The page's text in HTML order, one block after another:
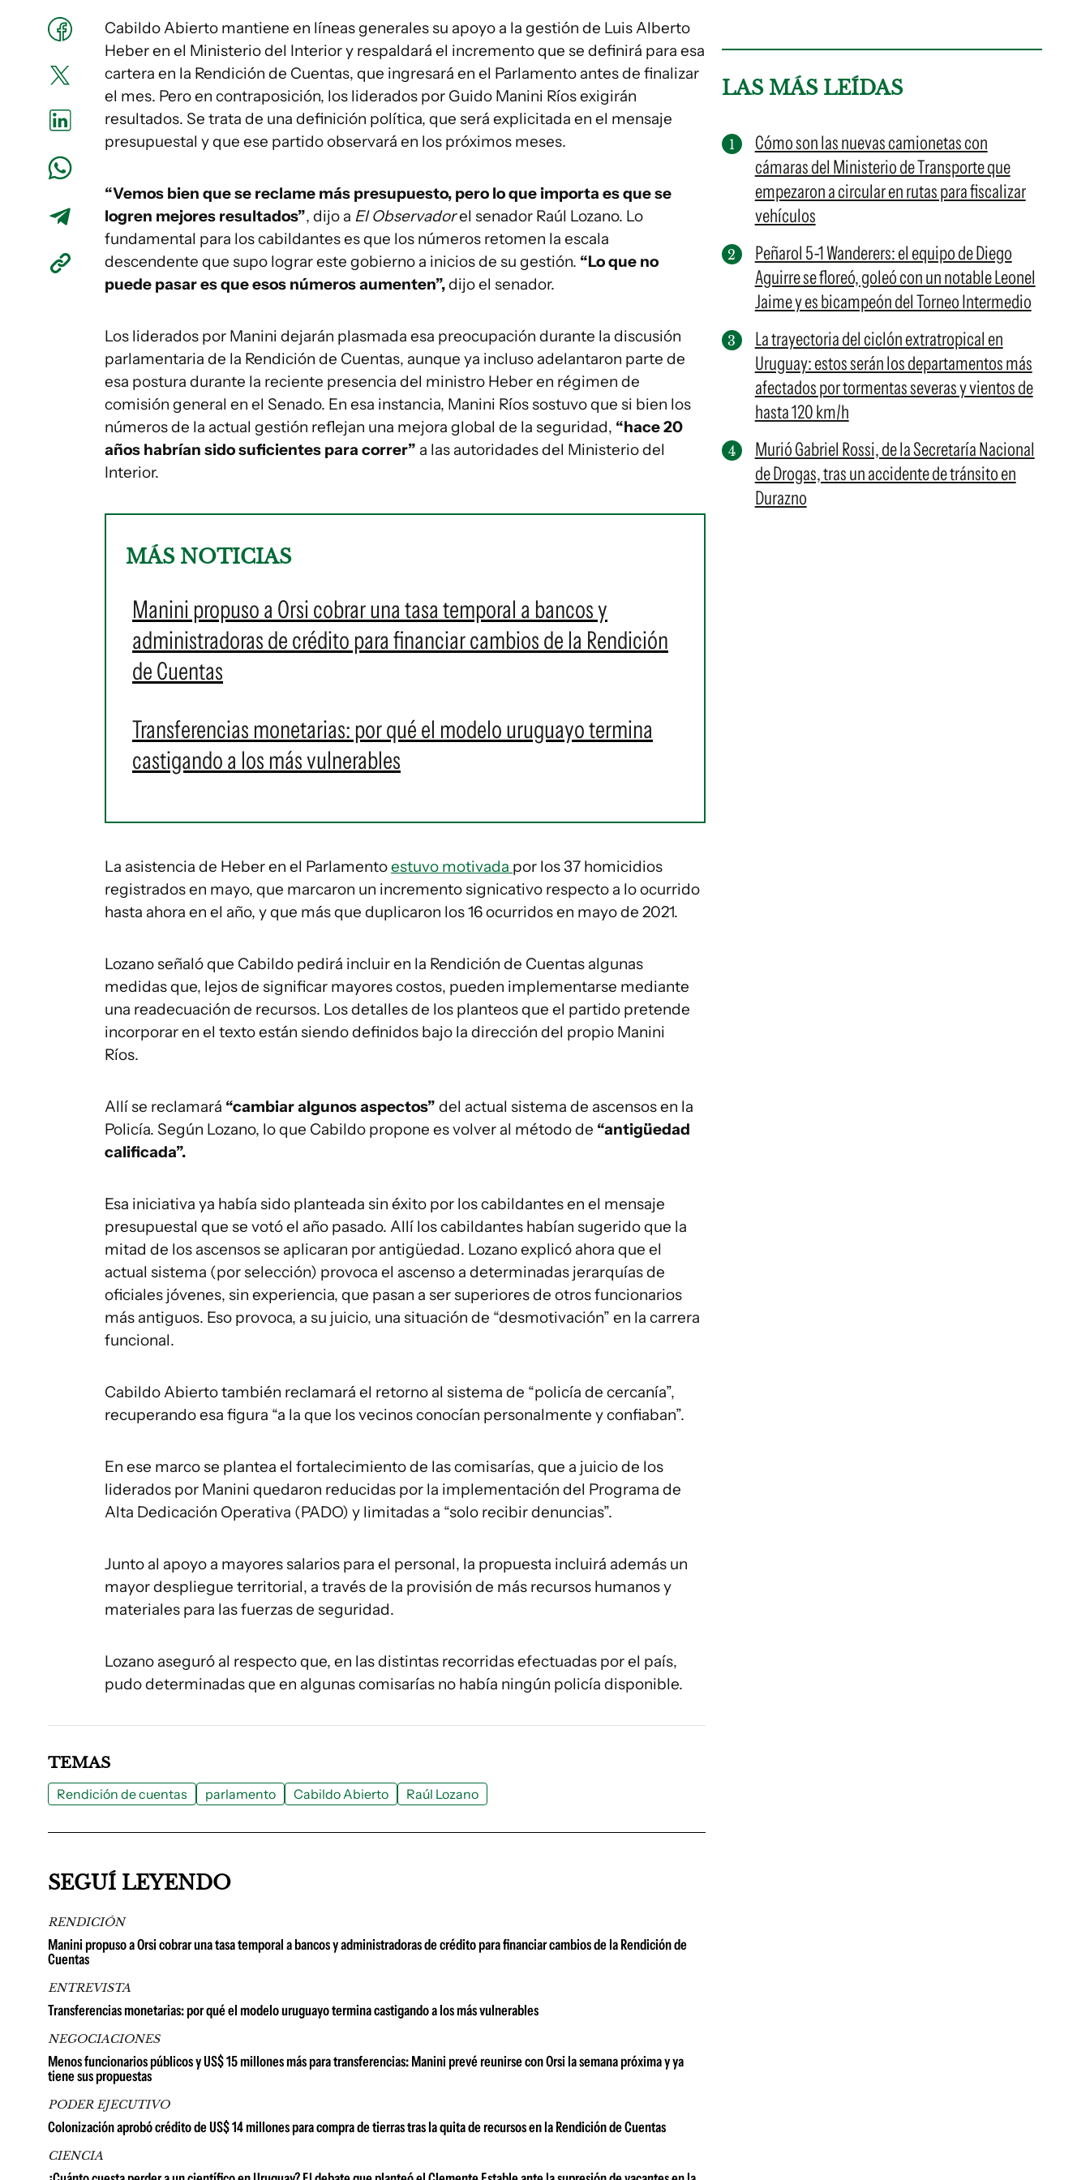
Cabildo Abierto mantiene en líneas generales su apoyo a la gestión de Luis Alberto
Heber en el Ministerio del Interior y respaldará el incremento que se definirá para esa
cartera en la Rendición de Cuentas, que ingresará en el Parlamento antes de finalizar
el mes. Pero en contraposición, los liderados por Guido Manini Ríos exigirán
resultados. Se trata de una definición política, que será explicitada en el mensaje
presupuestal y que ese partido observará en los próximos meses.
“Vemos bien que se reclame más presupuesto, pero lo que importa es que se
logren mejores resultados”, dijo a El Observadorel senador Raúl Lozano. Lo
fundamental para los cabildantes es que los números retomen la escala
descendente que supo lograr este gobierno a inicios de su gestión. “Lo que no
puede pasar es que esos números aumenten”,dijo el senador.
Los liderados por Manini dejarán plasmada esa preocupación durante la discusión
parlamentaria de la Rendición de Cuentas, aunque ya incluso adelantaron parte de
esa postura durante la reciente presencia del ministro Heber en régimen de
comisión general en el Senado. En esa instancia, Manini Ríos sostuvo que si bien los
números de la actual gestión reflejan una mejora global de la seguridad, “hace 20
años habrían sido suficientes para correr” a las autoridades del Ministerio del
Interior.
MÁS NOTICIAS
Manini propuso a Orsi cobrar una tasa temporal a bancos y
administradoras de crédito para financiar cambios de la Rendición
de Cuentas
Transferencias monetarias: por qué el modelo uruguayo termina
castigando a los más vulnerables
La asistencia de Heber en el Parlamentoestuvo motivada por los 37 homicidios
registrados en mayo, que marcaron un incremento signicativo respecto a lo ocurrido
hasta ahora en el año, y que más que duplicaron los 16 ocurridos en mayo de 2021.
Lozano señaló que Cabildo pedirá incluir en la Rendición de Cuentas algunas
medidas que, lejos de significar mayores costos, pueden implementarse mediante
una readecuación de recursos. Los detalles de los planteos que el partido pretende
incorporar en el texto están siendo definidos bajo la dirección del propio Manini
Ríos.
Allí se reclamará “cambiar algunos aspectos” del actual sistema de ascensos en la
Policía. Según Lozano, lo que Cabildo propone es volver al método de “antigüedad
calificada”.
Esa iniciativa ya había sido planteada sin éxito por los cabildantes en el mensaje
presupuestal que se votó el año pasado. Allí los cabildantes habían sugerido que la
mitad de los ascensos se aplicaran por antigüedad. Lozano explicó ahora que el
actual sistema (por selección) provoca el ascenso a determinadas jerarquías de
oficiales jóvenes, sin experiencia, que pasan a ser superiores de otros funcionarios
más antiguos. Eso provoca, a su juicio, una situación de “desmotivación” en la carrera
funcional.
Cabildo Abierto también reclamará el retorno al sistema de “policía de cercanía”,
recuperando esa figura “a la que los vecinos conocían personalmente y confiaban”.
En ese marco se plantea el fortalecimiento de las comisarías, que a juicio de los
liderados por Manini quedaron reducidas por la implementación del Programa de
Alta Dedicación Operativa (PADO) y limitadas a “solo recibir denuncias”.
Junto al apoyo a mayores salarios para el personal, la propuesta incluirá además un
mayor despliegue territorial, a través de la provisión de más recursos humanos y
materiales para las fuerzas de seguridad.
Lozano aseguró al respecto que, en las distintas recorridas efectuadas por el país,
pudo determinadas que en algunas comisarías no había ningún policía disponible.
LAS MÁS LEÍDAS
Cómo son las nuevas camionetas con
cámaras del Ministerio de Transporte que
empezaron a circular en rutas para fiscalizar
vehículos
Peñarol 5-1 Wanderers: el equipo de Diego
Aguirre se floreó, goleó con un notable Leonel
Jaime y es bicampeón del Torneo Intermedio
La trayectoria del ciclón extratropical en
Uruguay: estos serán los departamentos más
afectados por tormentas severas y vientos de
hasta 120 km/h
Murió Gabriel Rossi, de la Secretaría Nacional
de Drogas, tras un accidente de tránsito en
Durazno
TEMAS
Rendición de cuentas parlamento Cabildo Abierto Raúl Lozano
SEGUÍ LEYENDO
RENDICIÓN
Manini propuso a Orsi cobrar una tasa temporal a bancos y administradoras de crédito para financiar cambios de la Rendición de
Cuentas
ENTREVISTA
Transferencias monetarias: por qué el modelo uruguayo termina castigando a los más vulnerables
NEGOCIACIONES
Menos funcionarios públicos y US$ 15 millones más para transferencias: Manini prevé reunirse con Orsi la semana próxima y ya
tiene sus propuestas
PODER EJECUTIVO
Colonización aprobó crédito de US$ 14 millones para compra de tierras tras la quita de recursos en la Rendición de Cuentas
CIENCIA